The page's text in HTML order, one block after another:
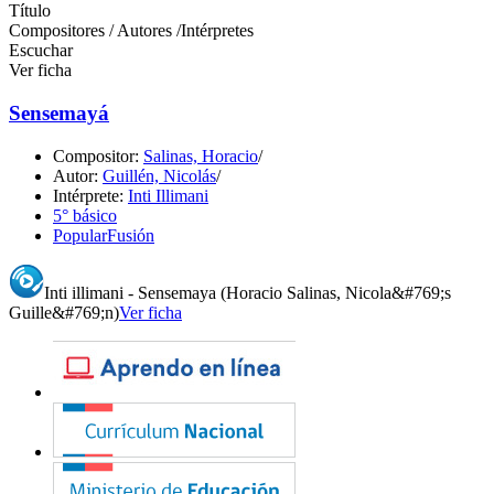
Título
Compositores / Autores /Intérpretes
Escuchar
Ver ficha
Sensemayá
Compositor: Salinas, Horacio/
Autor: Guillén, Nicolás/
Intérprete: Inti Illimani
5° básico
PopularFusión
Inti illimani - Sensemaya (Horacio Salinas, Nicola&#769;s
Guille&#769;n)Ver ficha